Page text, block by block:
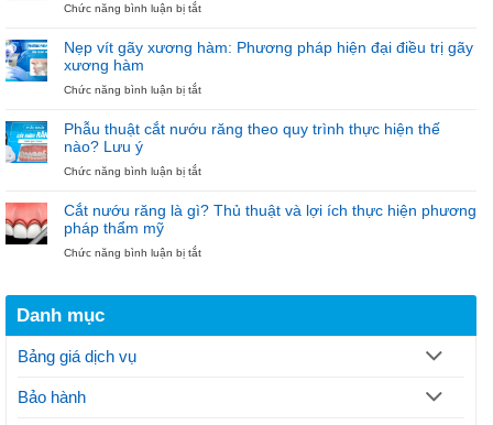
Đầu
18.000.000đ
“Diện
–
Noel”
Chức năng bình luận bị tắtở
DEAL]
Trồng
6.000.000đ
Niềng
tại
khoa
Nẹp vít gãy xương hàm: Phương pháp hiện đại điều trị gãy
xương hàm
Chức năng bình luận bị tắtở
gãy
hàm:
pháp
điều
Phẫu thuật cắt nướu răng theo quy trình thực hiện thế
nào? Lưu ý
Chức năng bình luận bị tắtở
thuật
cắt
răng
hiện
Cắt nướu răng là gì? Thủ thuật và lợi ích thực hiện phương
pháp thẩm mỹ
Chức năng bình luận bị tắtở
gì?
Danh mục
Bảng giá dịch vụ
Bảo hành